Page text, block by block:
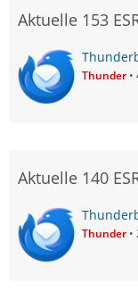
Aktuelle 153
Thunder
Aktuelle 140
Thunder